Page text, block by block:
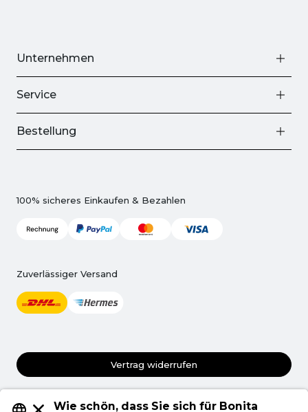
Unternehmen
Service
Bestellung
100% sicheres Einkaufen & Bezahlen
Zuverlässiger Versand
Vertrag widerrufen